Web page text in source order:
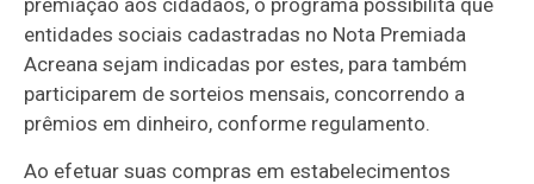
entidades sociais cadastradas no Nota Premiada
Acreana sejam indicadas por estes, para também
participarem de sorteios mensais, concorrendo a
prêmios em dinheiro, conforme regulamento.
Ao efetuar suas compras em estabelecimentos